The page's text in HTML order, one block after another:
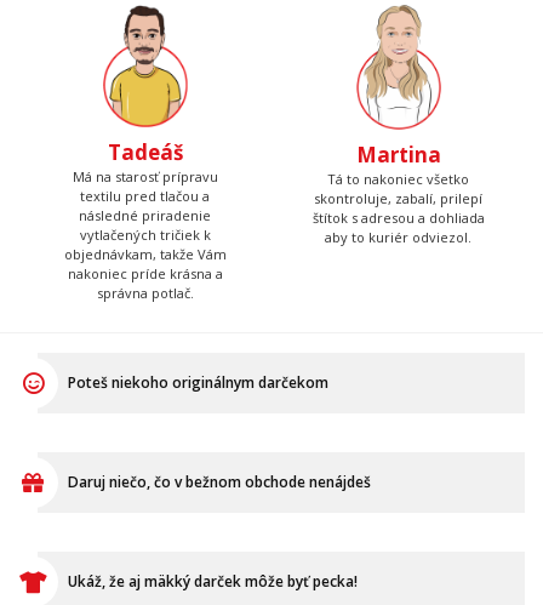
Tadeáš
Má na starosť prípravu
textilu pred tlačou a
následné priradenie
vytlačených tričiek k
objednávkam, takže Vám
nakoniec príde krásna a
správna potlač.
Martina
Tá to nakoniec všetko
skontroluje, zabalí, prilepí
štítok s adresou a dohliada
aby to kuriér odviezol.
Poteš niekoho originálnym darčekom
Daruj niečo, čo v bežnom obchode nenájdeš
Ukáž, že aj mäkký darček môže byť pecka!